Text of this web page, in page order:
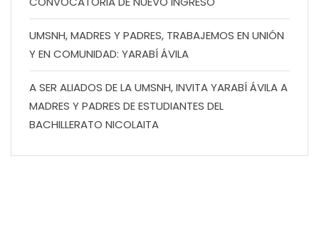
UMSNH, MADRES Y PADRES, TRABAJEMOS EN UNIÓN
Y EN COMUNIDAD: YARABÍ ÁVILA
A SER ALIADOS DE LA UMSNH, INVITA YARABÍ ÁVILA A
MADRES Y PADRES DE ESTUDIANTES DEL
BACHILLERATO NICOLAITA